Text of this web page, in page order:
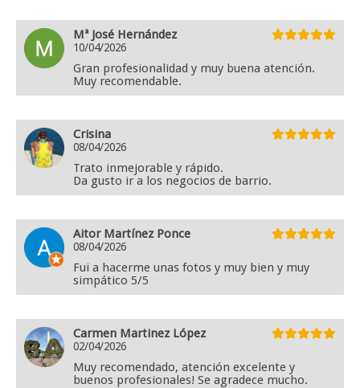
Mª José Hernández
10/04/2026
Gran profesionalidad y muy buena atención.
Muy recomendable.
Crisina
08/04/2026
Trato inmejorable y rápido.
Da gusto ir a los negocios de barrio.
Aitor Martínez Ponce
08/04/2026
Fui a hacerme unas fotos y muy bien y muy
simpático 5/5
Carmen Martinez López
02/04/2026
Muy recomendado, atención excelente y
buenos profesionales! Se agradece mucho.